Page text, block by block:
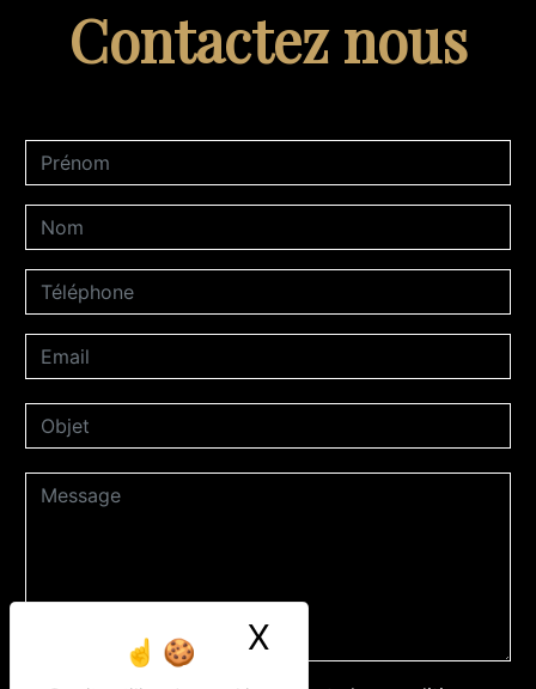
X
Contactez nous